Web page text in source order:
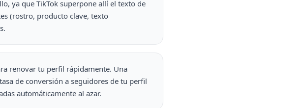
ya que TikTok superpone allí el texto de
(rostro, producto clave, texto
renovar tu perfil rápidamente. Una
de conversión a seguidores de tu perfil
automáticamente al azar.